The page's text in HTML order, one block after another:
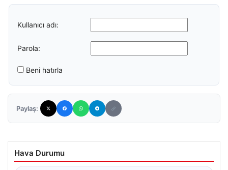
Kullanıcı adı:
Parola:
Beni hatırla
Paylaş:
Hava Durumu